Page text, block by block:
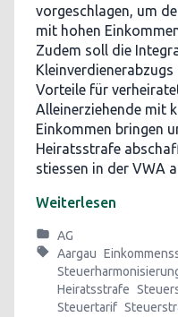
vorgeschlagen, um
mit hohen
Zudem soll die
Vorteile für
Alleinerziehende mit
Einkommen bringen
Heiratsstrafe
stiessen in der VWA
Weiterlesen
AG
Aargau
Heiratsstrafe
Steuertarif